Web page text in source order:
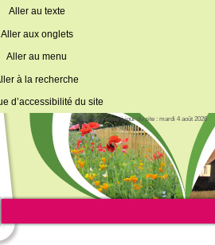
Aller au texte
Aller aux onglets
Aller au menu
à la recherche
d’accessibilité du site
Dernière mise à jour du site : mardi 4 août 2026